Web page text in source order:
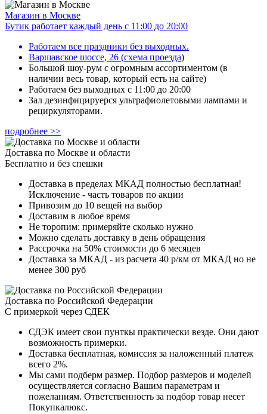
Магазин в Москве
Бутик работает каждый день с 11:00 до 20:00
Работаем все праздники без выходных.
Варшавское шоссе, 26 (схема проезда)
Большой шоу-рум с огромным ассортиментом (в
наличии весь товар, который есть на сайте)
Работаем без выходных с 11:00 до 20:00
Зал дезинфицируерся ультрафиолетовыми лампами и
рециркуляторами.
подробнее >>
Доставка по Москве и области
Бесплатно и без спешки
Доставка в пределах МКАД полностью бесплатная!
Исключение - часть товаров по акции
Привозим до 10 вещей на выбор
Доставим в любое время
Не торопим: примеряйте сколько нужно
Можно сделать доставку в день обращения
Рассрочка на 50% стоимости до 6 месяцев
Доставка за МКАД - из расчета 40 р/км от МКАД но не
менее 300 руб
Доставка по Российской Федерации
С примеркой через СДЕК
СДЭК имеет свои пунткы практически везде. Они дают
возможность примерки.
Доставка бесплатная, комиссия за наложенный платеж
всего 2%.
Мы сами подберм размер. Подбор размеров и моделей
осуществляется согласно Вашим параметрам и
пожеланиям. Ответственность за подбор товар несет
Покупкалюкс.